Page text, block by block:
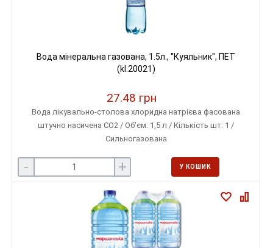
Вода мінеральна газована, 1.5л., "Куяльник", ПЕТ
(kl.20021)
27.48 грн
Вода лікувально-столова хлоридна натрієва фасована
штучно насичена СО2 / Об'єм: 1,5 л / Кількість шт: 1 /
Сильногазована
- + У КОШИК